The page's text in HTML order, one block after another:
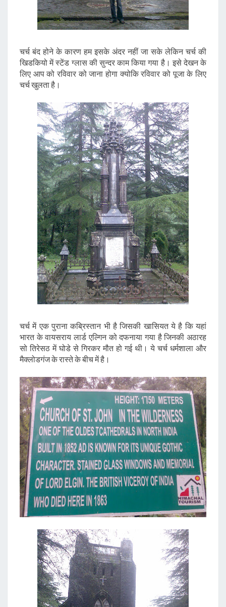
चर्च बंद होने के कारण हम इसके अंदर नहीं जा सके लेकिन चर्च की
खिडकियो में स्टेंड ग्लास की सुन्दर काम किया गया है। इसे देखन के
लिए आप को रविवार को जाना होगा क्योकि रविवार को पूजा के लिए
चर्च खुलता है।
चर्च में एक पुराना कब्रिस्तान भी है जिसकी खासियत ये है कि यहां
भारत के वायसराय लार्ड एल्गिन को दफनाया गया है जिनकी अठारह
सो तिरेसठ में घोडे से गिरकर मौत हो गई थी। ये चर्च धर्मशाला और
मैक्लोडगंज के रास्ते के बीच में है।